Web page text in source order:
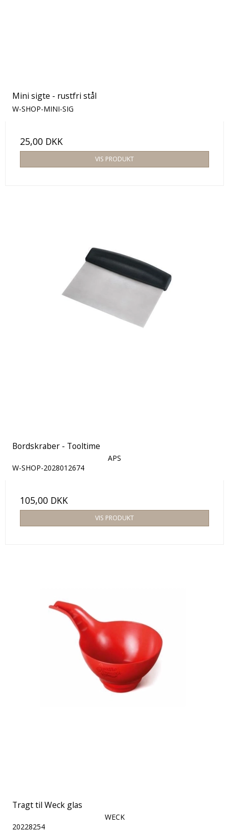
Mini sigte - rustfri stål
W-SHOP-MINI-SIG
25,00 DKK
VIS PRODUKT
Bordskraber - Tooltime
APS
W-SHOP-2028012674
105,00 DKK
VIS PRODUKT
Tragt til Weck glas
WECK
20228254